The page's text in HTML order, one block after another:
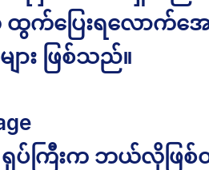
က်ပြေးရလောက်အေ
ား ဖြစ်သည်။
ပ်ကြီးက ဘယ်လိုဖြ